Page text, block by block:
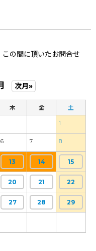
の間に頂いたお問合せ
次月»
木 金 土
1
6 7 8
13 14 15
20 21 22
27 28 29